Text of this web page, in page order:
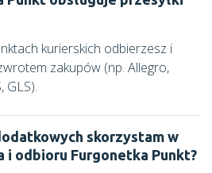
kurierskich odbierzesz i
zakupów (np. Allegro,
GLS).
skorzystam w
i odbioru Furgonetka Punkt?